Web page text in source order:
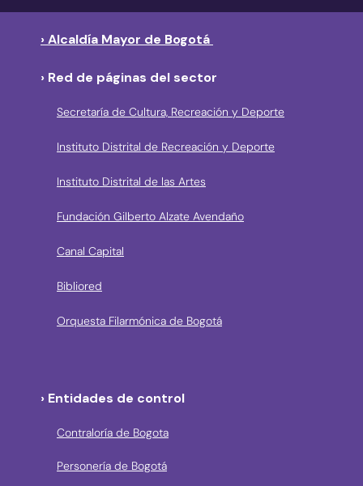
› Alcaldía Mayor de Bogotá
› Red de páginas del sector
Secretaría de Cultura, Recreación y Deporte
Instituto Distrital de Recreación y Deporte
Instituto Distrital de las Artes
Fundación Gilberto Alzate Avendaño
Canal Capital
Bibliored
Orquesta Filarmónica de Bogotá
› Entidades de control
Contraloría de Bogota
Personería de Bogotá